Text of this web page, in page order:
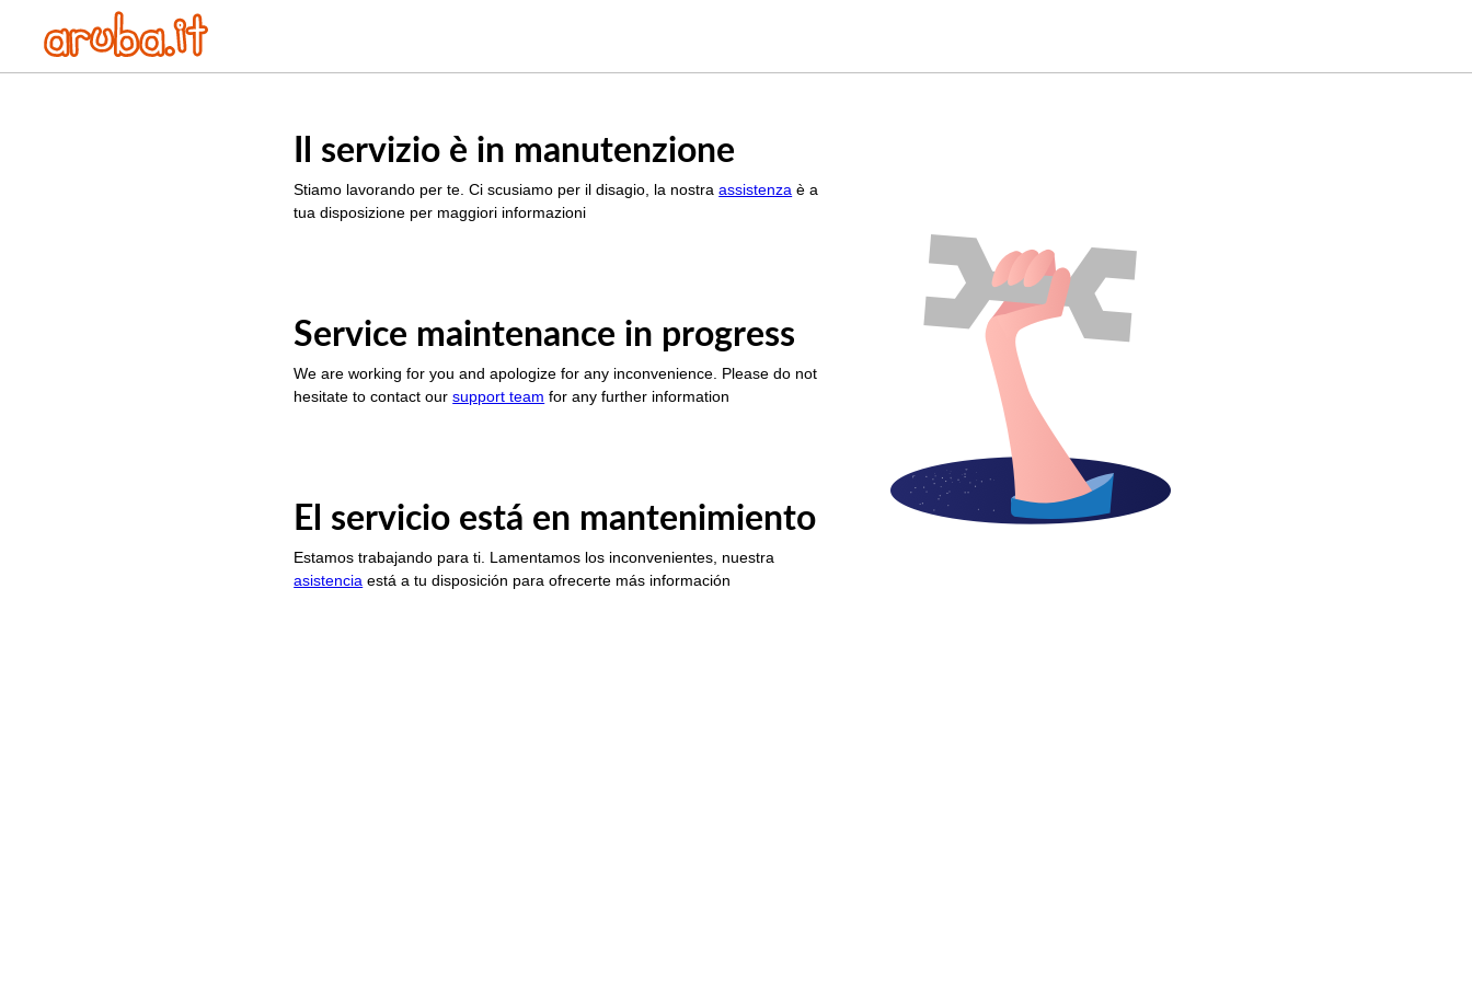
Il servizio è in manutenzione
Stiamo lavorando per te. Ci scusiamo per il disagio, la nostraassistenza è a
tua disposizione per maggiori informazioni
Service maintenance in progress
We are working for you and apologize for any inconvenience. Please do not
hesitate to contact oursupport team for any further information
El servicio está en mantenimiento
Estamos trabajando para ti. Lamentamos los inconvenientes, nuestra
asistencia está a tu disposición para ofrecerte más información